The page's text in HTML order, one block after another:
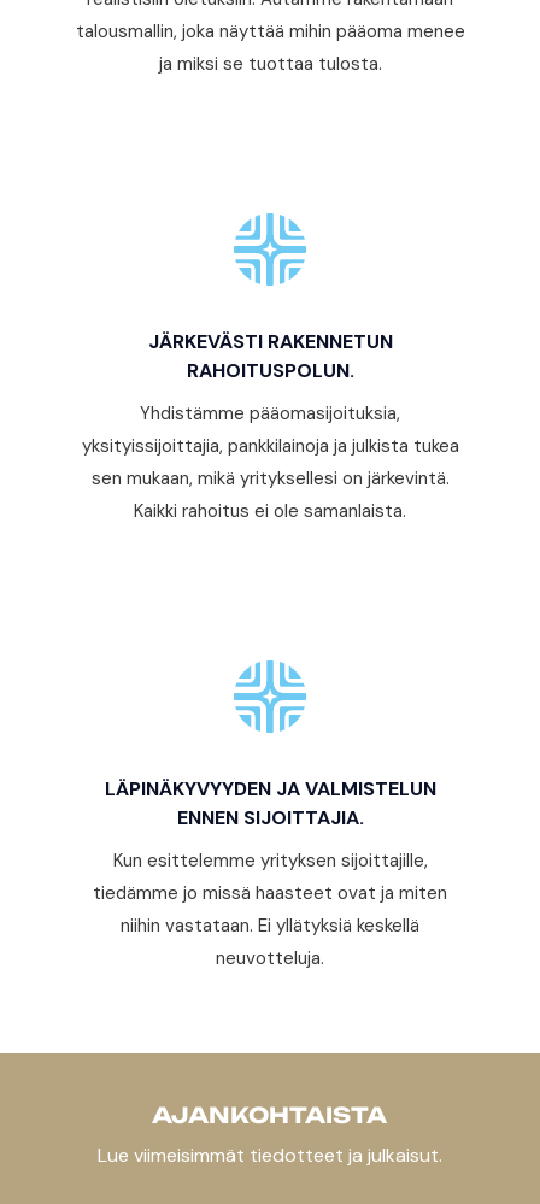
talousmallin, joka näyttää mihin pääoma menee
ja miksi se tuottaa tulosta.
JÄRKEVÄSTI RAKENNETUN
RAHOITUSPOLUN.
Yhdistämme pääomasijoituksia,
yksityissijoittajia, pankkilainoja ja julkista tukea
sen mukaan, mikä yrityksellesi on järkevintä.
Kaikki rahoitus ei ole samanlaista.
LÄPINÄKYVYYDEN JA VALMISTELUN
ENNEN SIJOITTAJIA.
Kun esittelemme yrityksen sijoittajille,
tiedämme jo missä haasteet ovat ja miten
niihin vastataan. Ei yllätyksiä keskellä
neuvotteluja.
AJANKOHTAISTA
Lue viimeisimmät tiedotteet ja julkaisut.